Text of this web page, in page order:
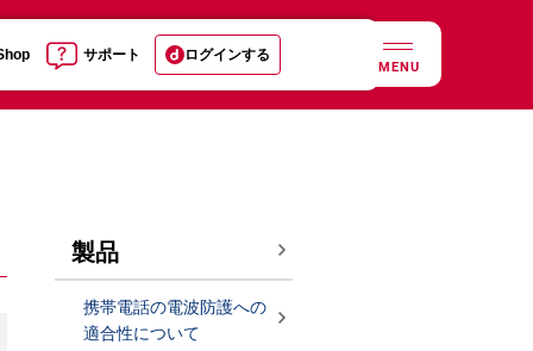
サポート ログインする
MENU
製品
携帯電話の電波防護への
適合性について